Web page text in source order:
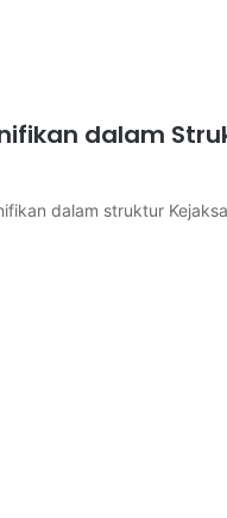
dalam
dalam struktur